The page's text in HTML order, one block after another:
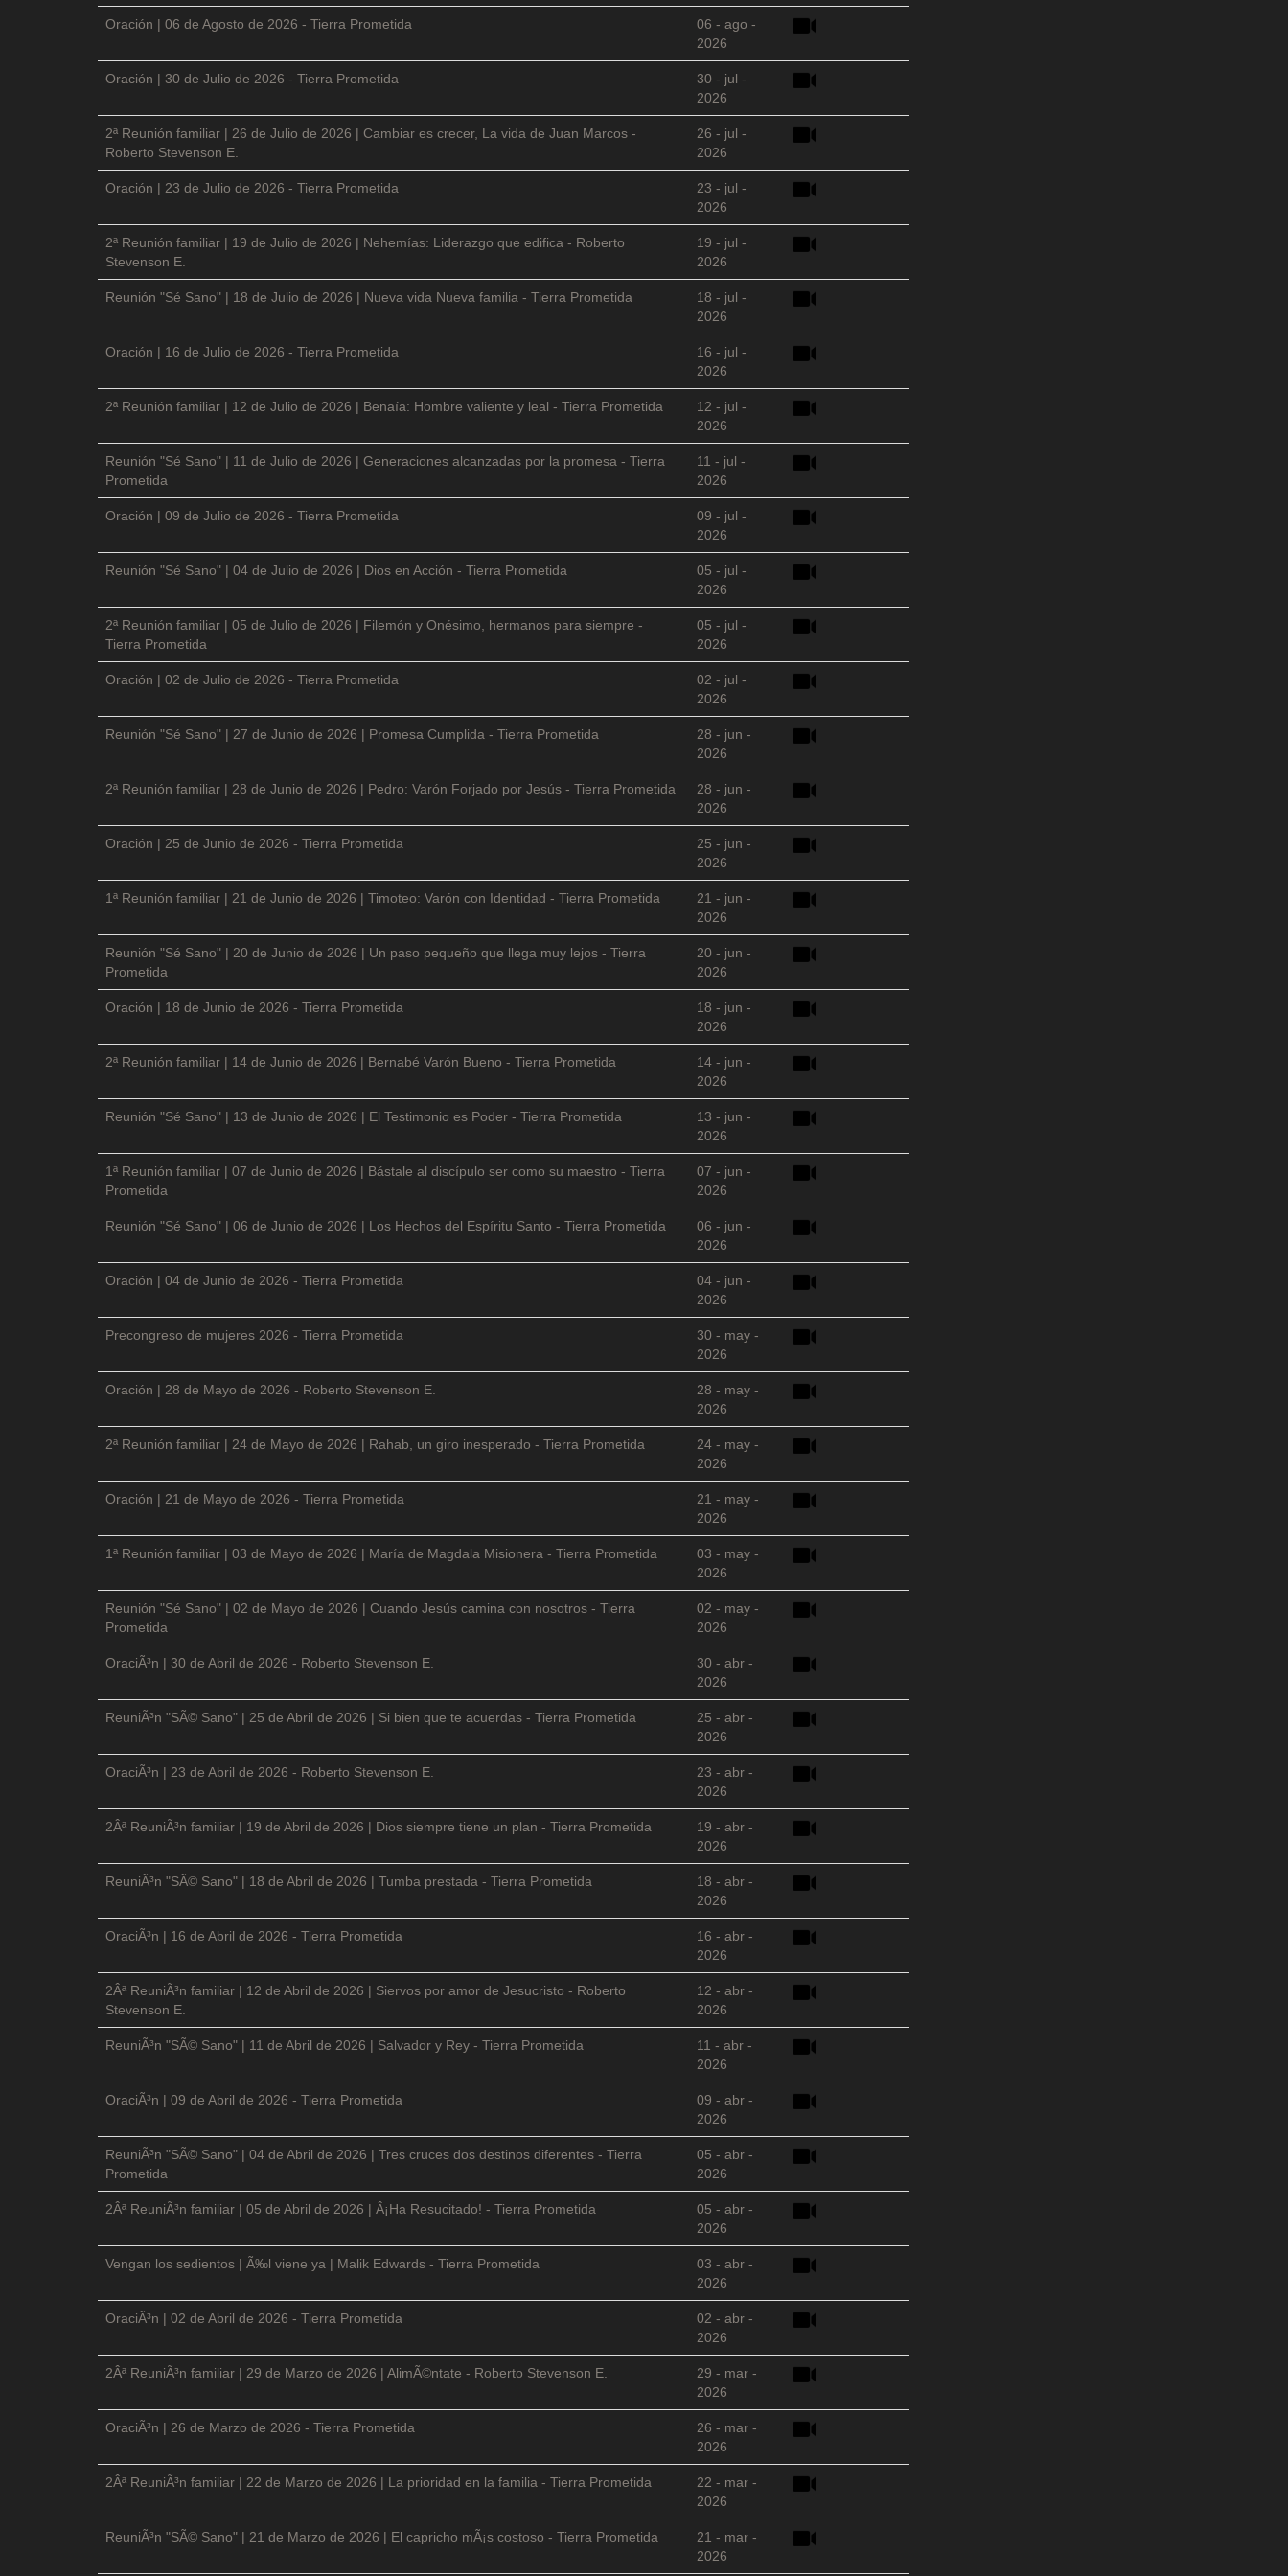
Oración | 06 de Agosto de 2026 - Tierra Prometida
06 - ago -
2026
Oración | 30 de Julio de 2026 - Tierra Prometida
30 - jul -
2026
2ª Reunión familiar | 26 de Julio de 2026 | Cambiar es crecer, La vida de Juan Marcos -
Roberto Stevenson E.
26 - jul -
2026
Oración | 23 de Julio de 2026 - Tierra Prometida
23 - jul -
2026
2ª Reunión familiar | 19 de Julio de 2026 | Nehemías: Liderazgo que edifica - Roberto
Stevenson E.
19 - jul -
2026
Reunión "Sé Sano" | 18 de Julio de 2026 | Nueva vida Nueva familia - Tierra Prometida
18 - jul -
2026
Oración | 16 de Julio de 2026 - Tierra Prometida
16 - jul -
2026
2ª Reunión familiar | 12 de Julio de 2026 | Benaía: Hombre valiente y leal - Tierra Prometida
12 - jul -
2026
Reunión "Sé Sano" | 11 de Julio de 2026 | Generaciones alcanzadas por la promesa - Tierra
Prometida
11 - jul -
2026
Oración | 09 de Julio de 2026 - Tierra Prometida
09 - jul -
2026
Reunión "Sé Sano" | 04 de Julio de 2026 | Dios en Acción - Tierra Prometida
05 - jul -
2026
2ª Reunión familiar | 05 de Julio de 2026 | Filemón y Onésimo, hermanos para siempre -
Tierra Prometida
05 - jul -
2026
Oración | 02 de Julio de 2026 - Tierra Prometida
02 - jul -
2026
Reunión "Sé Sano" | 27 de Junio de 2026 | Promesa Cumplida - Tierra Prometida
28 - jun -
2026
2ª Reunión familiar | 28 de Junio de 2026 | Pedro: Varón Forjado por Jesús - Tierra Prometida
28 - jun -
2026
Oración | 25 de Junio de 2026 - Tierra Prometida
25 - jun -
2026
1ª Reunión familiar | 21 de Junio de 2026 | Timoteo: Varón con Identidad - Tierra Prometida
21 - jun -
2026
Reunión "Sé Sano" | 20 de Junio de 2026 | Un paso pequeño que llega muy lejos - Tierra
Prometida
20 - jun -
2026
Oración | 18 de Junio de 2026 - Tierra Prometida
18 - jun -
2026
2ª Reunión familiar | 14 de Junio de 2026 | Bernabé Varón Bueno - Tierra Prometida
14 - jun -
2026
Reunión "Sé Sano" | 13 de Junio de 2026 | El Testimonio es Poder - Tierra Prometida
13 - jun -
2026
1ª Reunión familiar | 07 de Junio de 2026 | Bástale al discípulo ser como su maestro - Tierra
Prometida
07 - jun -
2026
Reunión "Sé Sano" | 06 de Junio de 2026 | Los Hechos del Espíritu Santo - Tierra Prometida
06 - jun -
2026
Oración | 04 de Junio de 2026 - Tierra Prometida
04 - jun -
2026
Precongreso de mujeres 2026 - Tierra Prometida
30 - may -
2026
Oración | 28 de Mayo de 2026 - Roberto Stevenson E.
28 - may -
2026
2ª Reunión familiar | 24 de Mayo de 2026 | Rahab, un giro inesperado - Tierra Prometida
24 - may -
2026
Oración | 21 de Mayo de 2026 - Tierra Prometida
21 - may -
2026
1ª Reunión familiar | 03 de Mayo de 2026 | María de Magdala Misionera - Tierra Prometida
03 - may -
2026
Reunión "Sé Sano" | 02 de Mayo de 2026 | Cuando Jesús camina con nosotros - Tierra
Prometida
02 - may -
2026
OraciÃ³n | 30 de Abril de 2026 - Roberto Stevenson E.
30 - abr -
2026
ReuniÃ³n "SÃ© Sano" | 25 de Abril de 2026 | Si bien que te acuerdas - Tierra Prometida
25 - abr -
2026
OraciÃ³n | 23 de Abril de 2026 - Roberto Stevenson E.
23 - abr -
2026
2Âª ReuniÃ³n familiar | 19 de Abril de 2026 | Dios siempre tiene un plan - Tierra Prometida
19 - abr -
2026
ReuniÃ³n "SÃ© Sano" | 18 de Abril de 2026 | Tumba prestada - Tierra Prometida
18 - abr -
2026
OraciÃ³n | 16 de Abril de 2026 - Tierra Prometida
16 - abr -
2026
2Âª ReuniÃ³n familiar | 12 de Abril de 2026 | Siervos por amor de Jesucristo - Roberto
Stevenson E.
12 - abr -
2026
ReuniÃ³n "SÃ© Sano" | 11 de Abril de 2026 | Salvador y Rey - Tierra Prometida
11 - abr -
2026
OraciÃ³n | 09 de Abril de 2026 - Tierra Prometida
09 - abr -
2026
ReuniÃ³n "SÃ© Sano" | 04 de Abril de 2026 | Tres cruces dos destinos diferentes - Tierra
Prometida
05 - abr -
2026
2Âª ReuniÃ³n familiar | 05 de Abril de 2026 | Â¡Ha Resucitado! - Tierra Prometida
05 - abr -
2026
Vengan los sedientos | Ã‰l viene ya | Malik Edwards - Tierra Prometida
03 - abr -
2026
OraciÃ³n | 02 de Abril de 2026 - Tierra Prometida
02 - abr -
2026
2Âª ReuniÃ³n familiar | 29 de Marzo de 2026 | AlimÃ©ntate - Roberto Stevenson E.
29 - mar -
2026
OraciÃ³n | 26 de Marzo de 2026 - Tierra Prometida
26 - mar -
2026
2Âª ReuniÃ³n familiar | 22 de Marzo de 2026 | La prioridad en la familia - Tierra Prometida
22 - mar -
2026
ReuniÃ³n "SÃ© Sano" | 21 de Marzo de 2026 | El capricho mÃ¡s costoso - Tierra Prometida
21 - mar -
2026